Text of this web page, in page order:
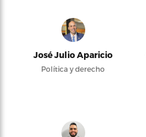
José Julio Aparicio
Política y derecho